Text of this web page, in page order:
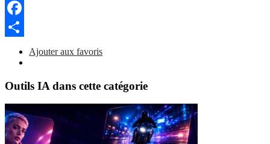
Copy
Link
Facebook
PartagerAjouter aux favoris
Outils IA dans cette catégorie